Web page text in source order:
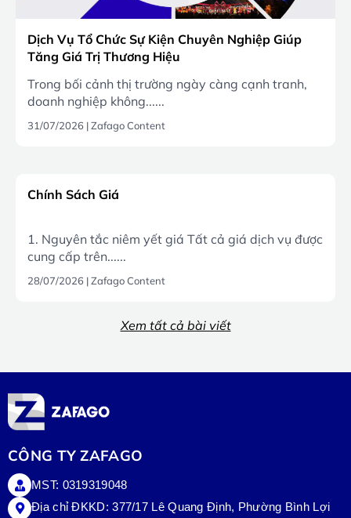
Dịch Vụ Tổ Chức Sự Kiện Chuyên Nghiệp Giúp
Tăng Giá Trị Thương Hiệu
Trong bối cảnh thị trường ngày càng cạnh tranh,
doanh nghiệp không......
31/07/2026 |Zafago Content
Chính Sách Giá
1. Nguyên tắc niêm yết giá Tất cả giá dịch vụ được
cung cấp trên......
28/07/2026 |Zafago Content
Xem tất cả bài viết
CÔNG TY ZAFAGO
MST: 0319319048
Địa chỉ ĐKKD: 377/17 Lê Quang Định, Phường Bình Lợi